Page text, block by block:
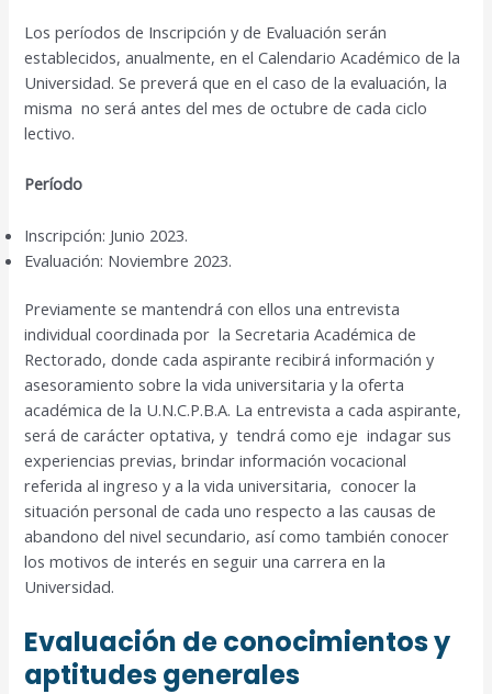
Los períodos de Inscripción y de Evaluación serán
establecidos, anualmente, en el Calendario Académico de la
Universidad. Se preverá que en el caso de la evaluación, la
misma no será antes del mes de octubre de cada ciclo
lectivo.
Período
Inscripción: Junio 2023.
Evaluación: Noviembre 2023.
Previamente se mantendrá con ellos una entrevista
individual coordinada por la Secretaria Académica de
Rectorado, donde cada aspirante recibirá información y
asesoramiento sobre la vida universitaria y la oferta
académica de la U.N.C.P.B.A. La entrevista a cada aspirante,
será de carácter optativa, y tendrá como eje indagar sus
experiencias previas, brindar información vocacional
referida al ingreso y a la vida universitaria, conocer la
situación personal de cada uno respecto a las causas de
abandono del nivel secundario, así como también conocer
los motivos de interés en seguir una carrera en la
Universidad.
Evaluación de conocimientos y
aptitudes generales